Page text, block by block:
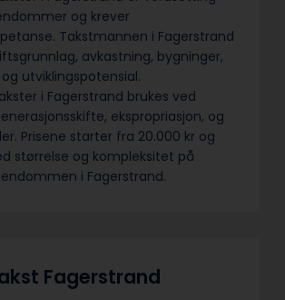
og krever
Takstmannen i Fagerstrand
avkastning, bygninger,
utviklingspotensial.
i Fagerstrand brukes ved
ekspropriasjon, og
Prisene starter fra 20.000 kr og
størrelse og kompleksitet på
i Fagerstrand.
Fagerstrand